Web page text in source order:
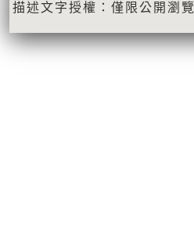
描述文字授權：僅限公開瀏覽